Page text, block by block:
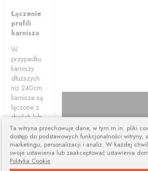
Łączenie
profili
karnisza
W
przypadku
karniszy
dłuższych
niż 240cm
karnisze są
łączone z
dwóch lub
więcej
elementów.
Połączone
profile
ciągle dają
Ta witryna przechowuje dane, w tym m.in. pliki
dostęp do podstawowych funkcjonalności witryny,
marketingu, personalizacji i analiz. W każdej
swoje ustawienia lub zaakceptować ustawienia
Polityka Cookie